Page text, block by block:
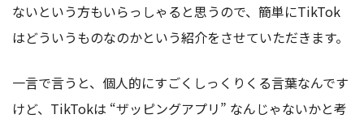
ないという方もいらっしゃると思うので、簡単にTikTok
はどういうものなのかという紹介をさせていただきます。
一言で言うと、個人的にすごくしっくりくる言葉なんです
けど、TikTokは “ザッピングアプリ” なんじゃないかと考